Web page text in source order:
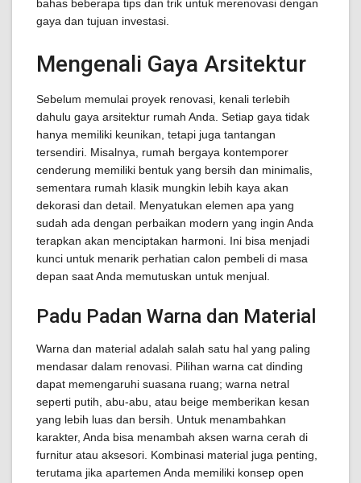
bahas beberapa tips dan trik untuk merenovasi dengan
gaya dan tujuan investasi.
Mengenali Gaya Arsitektur
Sebelum memulai proyek renovasi, kenali terlebih
dahulu gaya arsitektur rumah Anda. Setiap gaya tidak
hanya memiliki keunikan, tetapi juga tantangan
tersendiri. Misalnya, rumah bergaya kontemporer
cenderung memiliki bentuk yang bersih dan minimalis,
sementara rumah klasik mungkin lebih kaya akan
dekorasi dan detail. Menyatukan elemen apa yang
sudah ada dengan perbaikan modern yang ingin Anda
terapkan akan menciptakan harmoni. Ini bisa menjadi
kunci untuk menarik perhatian calon pembeli di masa
depan saat Anda memutuskan untuk menjual.
Padu Padan Warna dan Material
Warna dan material adalah salah satu hal yang paling
mendasar dalam renovasi. Pilihan warna cat dinding
dapat memengaruhi suasana ruang; warna netral
seperti putih, abu-abu, atau beige memberikan kesan
yang lebih luas dan bersih. Untuk menambahkan
karakter, Anda bisa menambah aksen warna cerah di
furnitur atau aksesori. Kombinasi material juga penting,
terutama jika apartemen Anda memiliki konsep open